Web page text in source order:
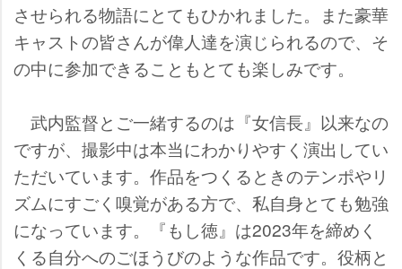
させられる物語にとてもひかれました。また豪華
キャストの皆さんが偉人達を演じられるので、そ
の中に参加できることもとても楽しみです。
武内監督とご一緒するのは『女信長』以来なの
ですが、撮影中は本当にわかりやすく演出してい
ただいています。作品をつくるときのテンポやリ
ズムにすごく嗅覚がある方で、私自身とても勉強
になっています。『もし徳』は2023年を締めく
くる自分へのごほうびのような作品です。役柄と